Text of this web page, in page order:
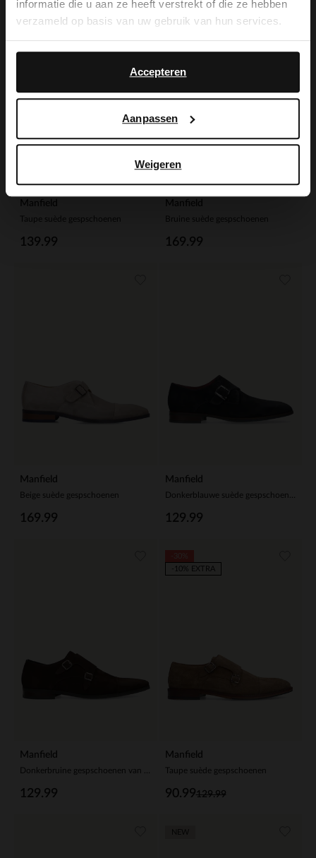
informatie die u aan ze heeft verstrekt of die ze hebben
verzameld op basis van uw gebruik van hun services.
Accepteren
Aanpassen
Weigeren
Manfield
Taupe suède gespschoenen
139.99
Bruine suède gespschoenen
169.99
Manfield
Beige suède gespschoenen
169.99
Manfield
129.99
Manfield
129.99
Manfield
Taupe suède gespschoenen
129.99
90.99
-10% EXTRA
English